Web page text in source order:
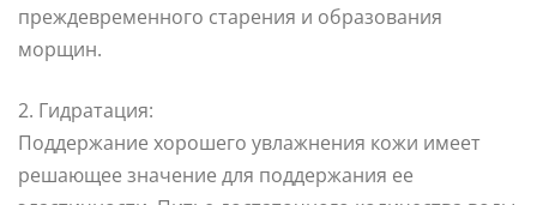
преждевременного старения и образования
морщин.
2. Гидратация:
Поддержание хорошего увлажнения кожи имеет
решающее значение для поддержания ее